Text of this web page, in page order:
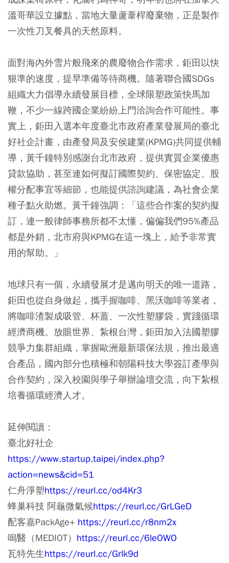
溫哥華設立據點，當地大量蘆葦桿廢棄物，正是製作
一次性刀叉餐具的天然原料。
面對海內外雪片般飛來的農廢物合作需求，鉅田以快
狠準的速度，提早準備等待商機。隨著聯合國SDGs
組織大力倡導永續發展目標，全球限塑政策快馬加
鞭，不少一線跨國企業紛紛上門洽詢合作可能性。事
實上，鉅田入選本年度臺北市政府產業發展局的臺北
好社企計畫，由產發局及安侯建業(KPMG)共同提供輔
導，黃千鐘特別感謝台北市政府，提供實質企業優惠
貸款協助，甚至連如何擬訂國際契約、保密協定、股
權分配事宜等細節，也能提供諮詢建議，為社會企業
種子點火助燃。黃千鐘強調：「這些合作案的契約擬
訂，連一般律師事務所都不太懂，偏偏我們95%產品
都是外銷，北市府與KPMG在這一塊上，給予非常實
用的幫助。」
地球只有一個，永續發展才是邁向明天的唯一道路，
鉅田也從自身做起，攜手握咖啡、黑沃咖啡等業者，
將咖啡渣製成吸管、杯蓋、一次性塑膠袋，實踐循環
經濟商機。放眼世界、紮根台灣，鉅田加入法國塑膠
競爭力集群組織，掌握歐洲最新環保法規，推出最適
合產品，國內部分也積極和朝陽科技大學簽訂產學與
合作契約，深入校園與學子舉辦論壇交流，向下紮根
培養循環經濟人才。
延伸閱讀：
臺北好社企
https://www.startup.taipei/index.php?
action=news&cid=51
仁舟淨塑https://reurl.cc/od4Kr3
蜂巢科技 阿龜微氣候https://reurl.cc/GrLGeD
配客嘉PackAge+ https://reurl.cc/r8nm2x
嗚醫（MEDIOT） https://reurl.cc/6leOWO
瓦特先生https://reurl.cc/Grlk9d